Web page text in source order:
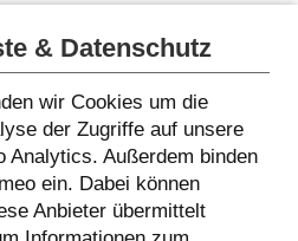
& Datenschutz
wir Cookies um die
der Zugriffe auf unsere
Analytics. Außerdem binden
ein. Dabei können
Anbieter übermittelt